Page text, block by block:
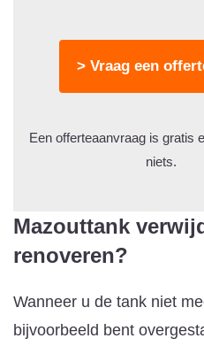
> Vraag een
Een offerteaanvraag is gratis
niets.
Mazouttank
renoveren?
Wanneer u de tank niet
bijvoorbeeld bent